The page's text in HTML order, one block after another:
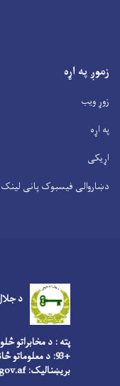
زموږ په اړه
زوړ ویب
په اړه
اړیکی
دښاروالی فیسبوک پانی لینک
د
پته : د مخابراتو
+93: د معلوماتو څانګه
بریښنالیک: info@jalalabad-m.gov.af